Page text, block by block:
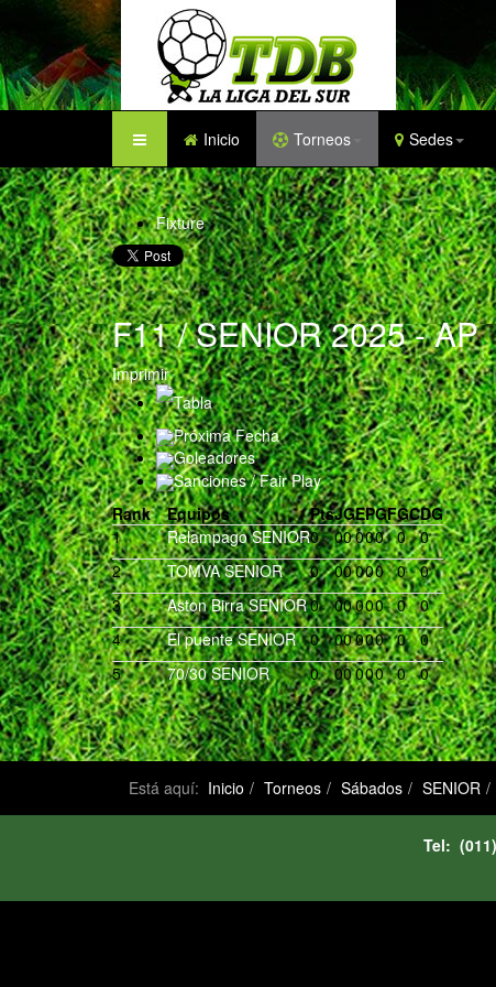
Inicio Torneos Sedes
Fixture
F11 / SENIOR 2025 - AP
Imprimir
Tabla
Próxima Fecha
Goleadores
Sanciones / Fair Play
Rank
Equipos PtsJGEPGFGCDG
1
Relampago SENIOR0 00000 0
0
2
TOMVA SENIOR 0 00000 0
0
3
Aston Birra SENIOR0 00000 0
0
4
El puente SENIOR 0 00000 0
0
5
70/30 SENIOR 0 00000 0 0
Está aquí: Inicio Torneos Sábados SENIOR
Tel: